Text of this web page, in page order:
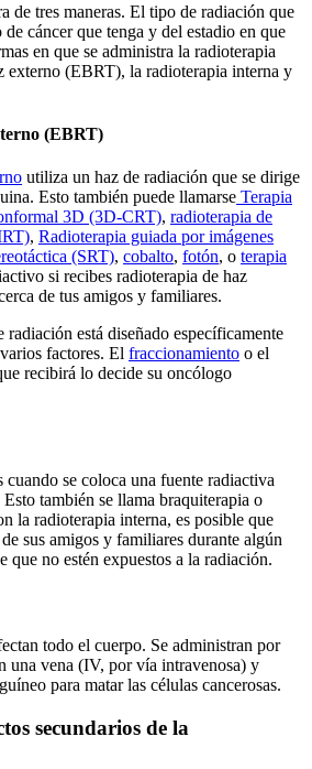
de tres maneras. El tipo de radiación que
cáncer que tenga y del estadio en que
en que se administra la radioterapia
externo (EBRT), la radioterapia interna y
(EBRT)
utiliza un haz de radiación que se dirige
Esto también puede llamarse Terapia
3D (3D-CRT), radioterapia de
, Radioterapia guiada por imágenes
(SRT), cobalto, fotón, o terapia
si recibes radioterapia de haz
de tus amigos y familiares.
radiación está diseñado específicamente
factores. El fraccionamiento o el
recibirá lo decide su oncólogo
cuando se coloca una fuente radiactiva
también se llama braquiterapia o
la radioterapia interna, es posible que
sus amigos y familiares durante algún
que no estén expuestos a la radiación.
todo el cuerpo. Se administran por
una vena (IV, por vía intravenosa) y
para matar las células cancerosas.
secundarios de la